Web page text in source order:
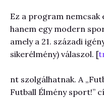
Ez a program nemcsak
hanem egy modern
amely a 21. századi
sikerélmény) válaszol. [
nt szolgálhatnak. A
Futball Élmény sport!”